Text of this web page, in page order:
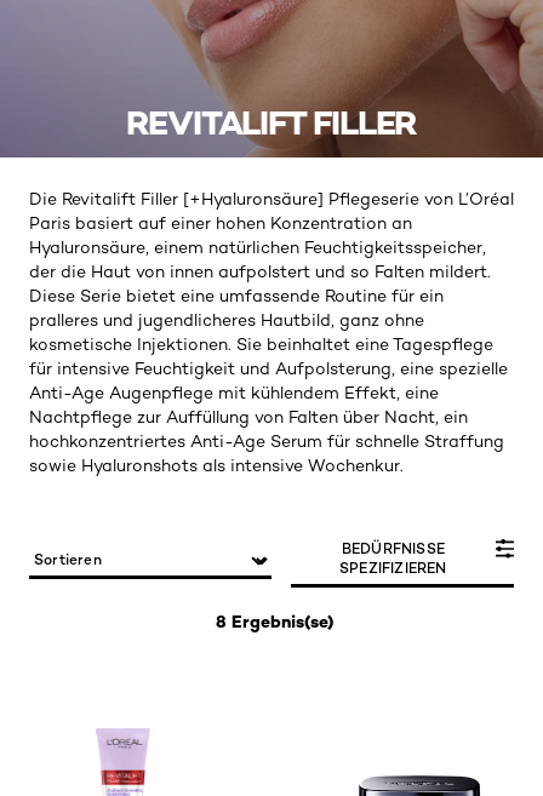
REVITALIFT FILLER
Die Revitalift Filler [+Hyaluronsäure] Pflegeserie von L’Oréal
Paris basiert auf einer hohen Konzentration an
Hyaluronsäure, einem natürlichen Feuchtigkeitsspeicher,
der die Haut von innen aufpolstert und so Falten mildert.
Diese Serie bietet eine umfassende Routine für ein
pralleres und jugendlicheres Hautbild, ganz ohne
kosmetische Injektionen. Sie beinhaltet eine Tagespflege
für intensive Feuchtigkeit und Aufpolsterung, eine spezielle
Anti-Age Augenpflege mit kühlendem Effekt, eine
Nachtpflege zur Auffüllung von Falten über Nacht, ein
hochkonzentriertes Anti-Age Serum für schnelle Straffung
sowie Hyaluronshots als intensive Wochenkur.
8 Ergebnis(se)
BEDÜRFNISSE
SPEZIFIZIEREN